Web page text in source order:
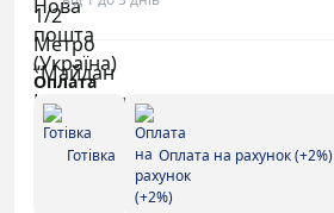
Оплата
Готівка Оплата на рахунок (+2%)